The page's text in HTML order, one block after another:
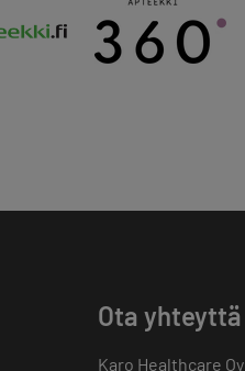
Ota yhteyttä
Karo Healthcare Oy